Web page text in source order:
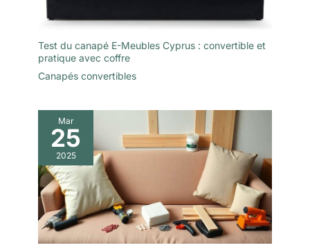
Test du canapé E-Meubles Cyprus : convertible et
pratique avec coffre
Canapés convertibles
Mar
25
2025